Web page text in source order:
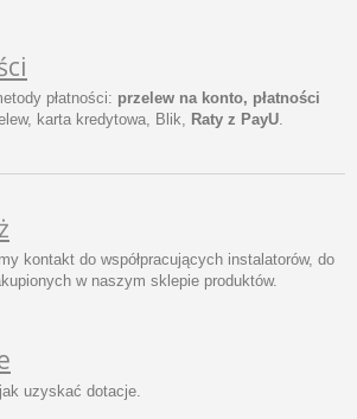
płatności: przelew na konto, płatności
karta kredytowa, Blik, Raty z PayU.
kontakt do współpracujących instalatorów, do
w naszym sklepie produktów.
uzyskać dotacje.